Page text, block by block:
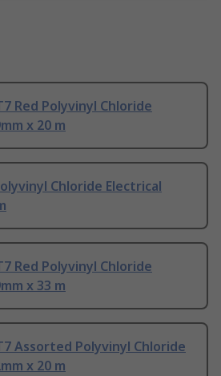
Red Polyvinyl Chloride
x 20 m
Chloride Electrical
Red Polyvinyl Chloride
x 33 m
Assorted Polyvinyl Chloride
x 20 m